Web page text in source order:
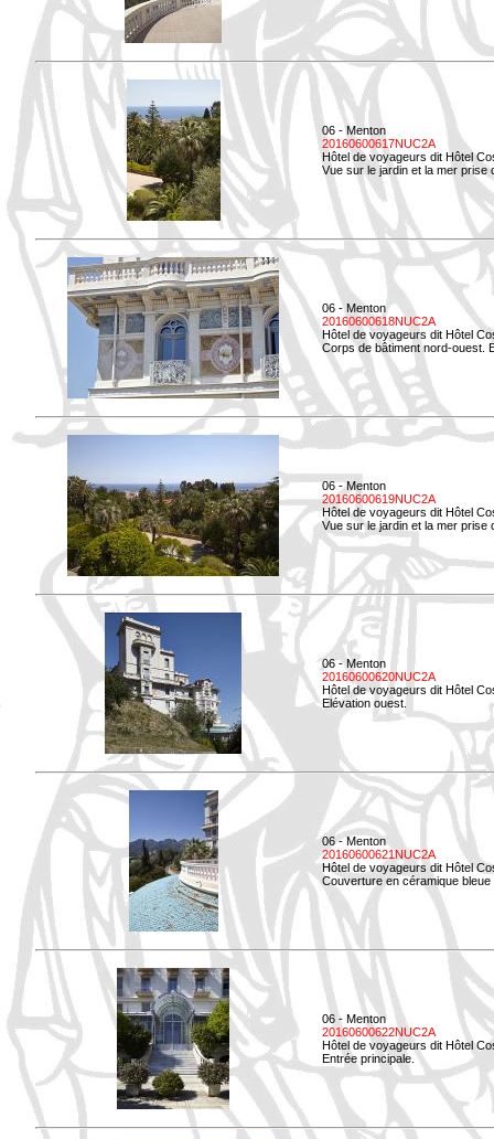
06 - Menton
20160600617NUC2A
Hôtel de voyageurs dit Hôtel
Vue sur le jardin et la mer prise
06 - Menton
20160600618NUC2A
Hôtel de voyageurs dit Hôtel
Corps de bâtiment nord-ouest.
06 - Menton
20160600619NUC2A
Hôtel de voyageurs dit Hôtel
Vue sur le jardin et la mer prise
06 - Menton
20160600620NUC2A
Hôtel de voyageurs dit Hôtel
Elévation ouest.
06 - Menton
20160600621NUC2A
Hôtel de voyageurs dit Hôtel
Couverture en céramique
06 - Menton
20160600622NUC2A
Hôtel de voyageurs dit Hôtel
Entrée principale.